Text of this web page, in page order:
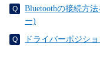
Bluetoothの接続方
ー)
ドライバーポジシ